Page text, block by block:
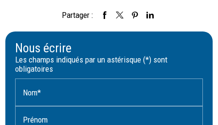
Partager :
Nous écrire
Les champs indiqués par un astérisque (*) sont
obligatoires
Nom*
Prénom